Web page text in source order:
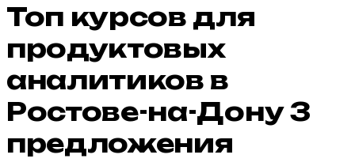
Топ курсов для
продуктовых
аналитиков в
Ростове-на-Дону3
предложения